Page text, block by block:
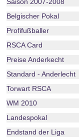
Belgischer Pokal
Profifußballer
RSCA Card
Preise Anderkecht
Standard - Anderlecht
Torwart RSCA
WM 2010
Landespokal
Endstand der Liga